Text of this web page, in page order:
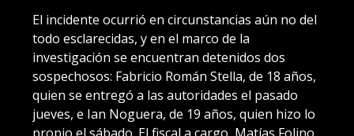
El incidente ocurrió en circunstancias aún no del
todo esclarecidas, y en el marco de la
investigación se encuentran detenidos dos
sospechosos: Fabricio Román Stella, de 18 años,
quien se entregó a las autoridades el pasado
jueves, e Ian Noguera, de 19 años, quien hizo lo
propio el sábado. El fiscal a cargo, Matías Folino,